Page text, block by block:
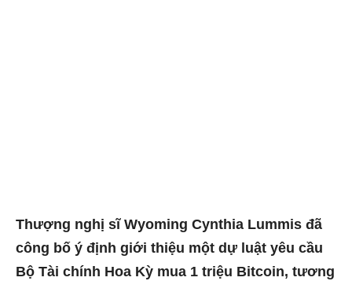
Thượng nghị sĩ Wyoming Cynthia Lummis đã
công bố ý định giới thiệu một dự luật yêu cầu
Bộ Tài chính Hoa Kỳ mua 1 triệu Bitcoin, tương